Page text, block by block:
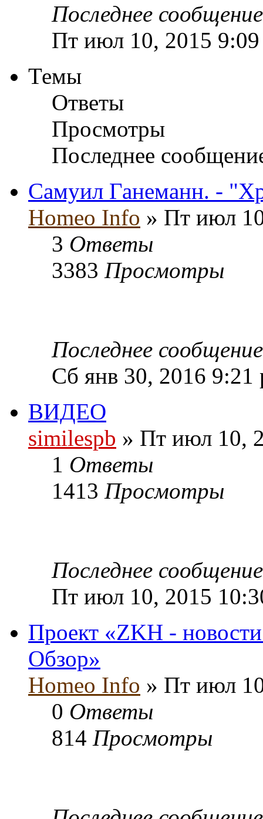
Последнее
Пт июл 10, 2015
Темы
Ответы
Просмотры
Последнее
Самуил Ганеманн. -
Homeo Info » Пт июл
3 Ответы
3383 Просмотры
Последнее
Сб янв 30, 2016 9:21
ВИДЕО
similespb » Пт июл 10,
1 Ответы
1413 Просмотры
Последнее
Пт июл 10, 2015
Проект «ZKH -
Обзор»
Homeo Info » Пт июл
0 Ответы
814 Просмотры